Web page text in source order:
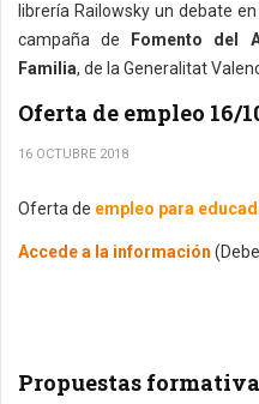
librería Railowsky un debate
campaña de Fomento del
Familia, de la Generalitat
Oferta de empleo 16/
16 OCTUBRE 2018
Oferta de empleo para
Accede a la información
Propuestas